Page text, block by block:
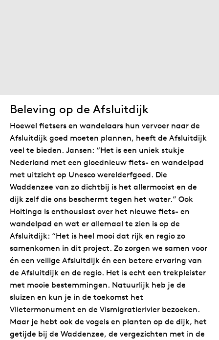
Beleving op de Afsluitdijk
Hoewel fietsers en wandelaars hun vervoer naar de
Afsluitdijk goed moeten plannen, heeft de Afsluitdijk
veel te bieden. Jansen: “Het is een uniek stukje
Nederland met een gloednieuw fiets- en wandelpad
met uitzicht op Unesco werelderfgoed. Die
Waddenzee van zo dichtbij is het allermooist en de
dijk zelf die ons beschermt tegen het water.” Ook
Hoitinga is enthousiast over het nieuwe fiets- en
wandelpad en wat er allemaal te zien is op de
Afsluitdijk: “Het is heel mooi dat rijk en regio zo
samenkomen in dit project. Zo zorgen we samen voor
én een veilige Afsluitdijk én een betere ervaring van
de Afsluitdijk en de regio. Het is echt een trekpleister
met mooie bestemmingen. Natuurlijk heb je de
sluizen en kun je in de toekomst het
Vlietermonument en de Vismigratierivier bezoeken.
Maar je hebt ook de vogels en planten op de dijk, het
getijde bij de Waddenzee, de vergezichten met in de